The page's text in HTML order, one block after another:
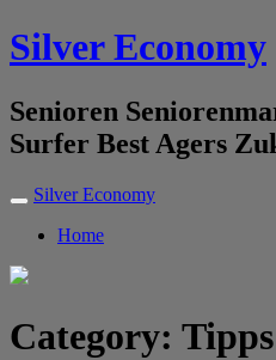
Silver Economy
Senioren
Surfer Best Agers
Silver Economy
Home
Category: Tipps